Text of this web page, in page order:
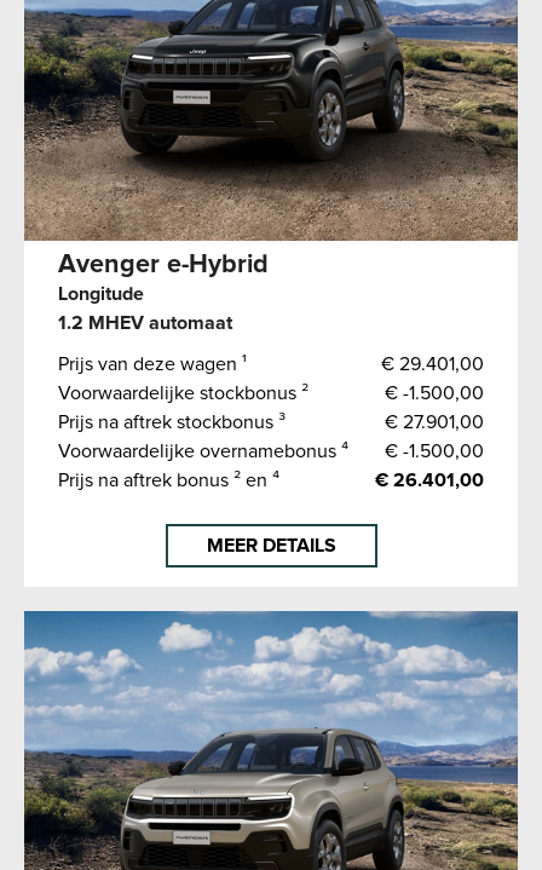
Avenger e-Hybrid
Longitude
1.2 MHEV automaat
Prijs van deze wagen ¹
€ 29.401,00
Voorwaardelijke stockbonus ²
€ -1.500,00
Prijs na aftrek stockbonus ³
€ 27.901,00
Voorwaardelijke overnamebonus ⁴
€ -1.500,00
Prijs na aftrek bonus ² en ⁴
€ 26.401,00
MEER DETAILS